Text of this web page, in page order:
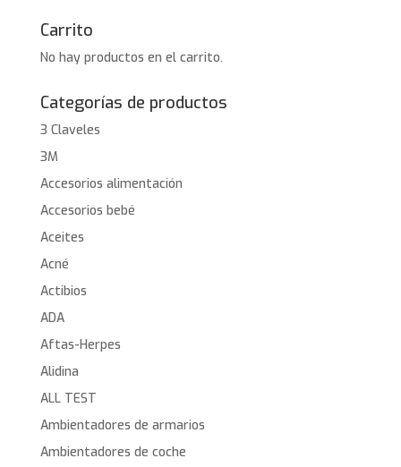
Carrito
No hay productos en el carrito.
Categorías de productos
3 Claveles
3M
Accesorios alimentación
Accesorios bebé
Aceites
Acné
Actibios
ADA
Aftas-Herpes
Alidina
ALL TEST
Ambientadores de armarios
Ambientadores de coche